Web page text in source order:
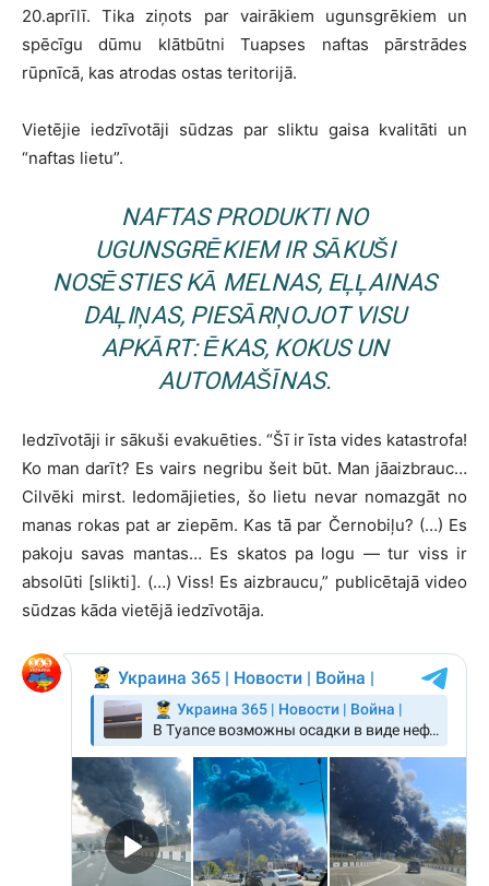
20.aprīlī. Tika ziņots par vairākiem ugunsgrēkiem un
spēcīgu dūmu klātbūtni Tuapses naftas pārstrādes
rūpnīcā, kas atrodas ostas teritorijā.
Vietējie iedzīvotāji sūdzas par sliktu gaisa kvalitāti un
“naftas lietu”.
NAFTAS PRODUKTI NO
UGUNSGRĒKIEM IR SĀKUŠI
NOSĒSTIES KĀ MELNAS, EĻĻAINAS
DAĻIŅAS, PIESĀRŅOJOT VISU
APKĀRT: ĒKAS, KOKUS UN
AUTOMAŠĪNAS.
Iedzīvotāji ir sākuši evakuēties. “Šī ir īsta vides katastrofa!
Ko man darīt? Es vairs negribu šeit būt. Man jāaizbrauc…
Cilvēki mirst. Iedomājieties, šo lietu nevar nomazgāt no
manas rokas pat ar ziepēm. Kas tā par Černobiļu? (…) Es
pakoju savas mantas… Es skatos pa logu — tur viss ir
absolūti [slikti]. (…) Viss! Es aizbraucu,” publicētajā video
sūdzas kāda vietējā iedzīvotāja.